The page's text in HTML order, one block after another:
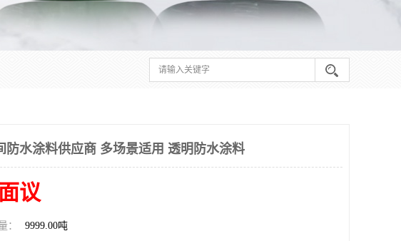
防水涂料供应商 多场景适用 透明防水涂料
议
： 9999.00吨